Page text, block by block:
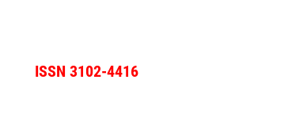
ISSN 3102-4416